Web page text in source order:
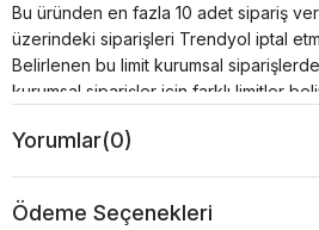
Bu üründen en fazla 10 adet sipariş
üzerindeki siparişleri Trendyol iptal
Belirlenen bu limit kurumsal
kurumsal siparişler için farklı limitler
Yorumlar(0)
Ödeme Seçenekleri